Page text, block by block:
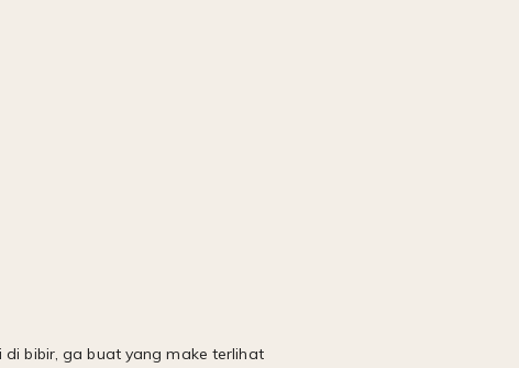
bibir, ga buat yang make terlihat